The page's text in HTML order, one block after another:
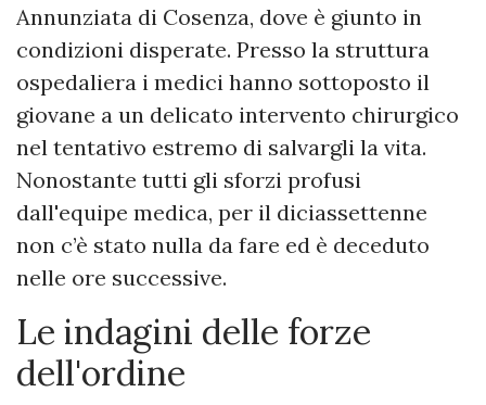
Annunziata di Cosenza, dove è giunto in
condizioni disperate. Presso la struttura
ospedaliera i medici hanno sottoposto il
giovane a un delicato intervento chirurgico
nel tentativo estremo di salvargli la vita.
Nonostante tutti gli sforzi profusi
dall'equipe medica, per il diciassettenne
non c’è stato nulla da fare ed è deceduto
nelle ore successive.
Le indagini delle forze
dell'ordine